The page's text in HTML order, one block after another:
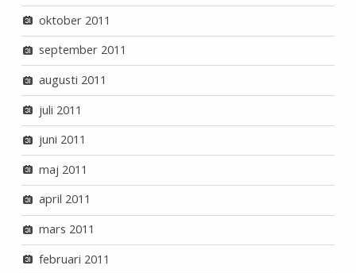
oktober 2011
september 2011
augusti 2011
juli 2011
juni 2011
maj 2011
april 2011
mars 2011
februari 2011